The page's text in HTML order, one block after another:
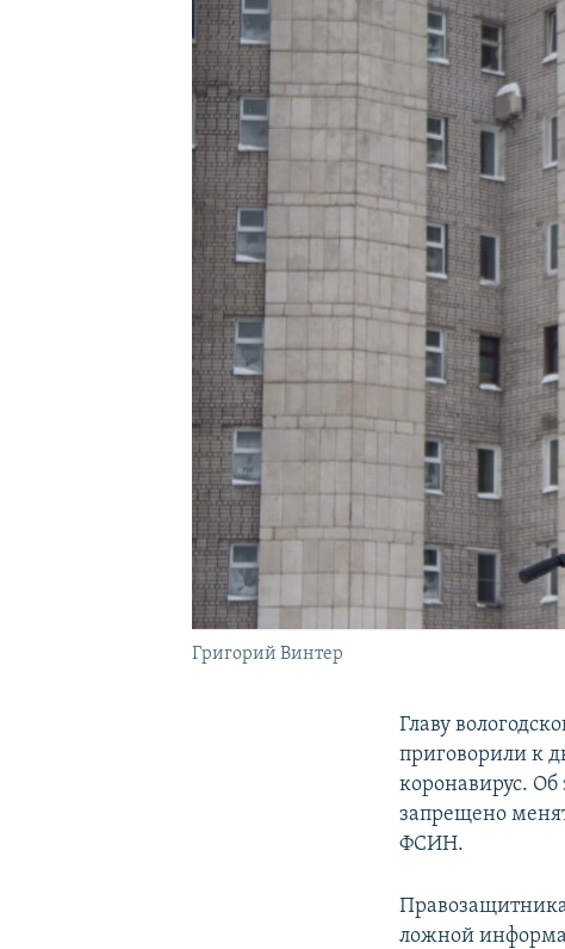
ПОДПИШИТЕСЬ НА РАССЫЛКУ
Григорий Винтер
Главу
приговорили к
коронавирус.
запрещено
ФСИН.
ложной